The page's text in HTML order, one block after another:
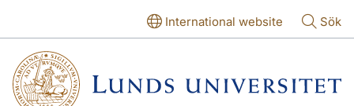
International website Sök